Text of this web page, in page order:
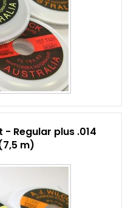
Regular plus .014
m)